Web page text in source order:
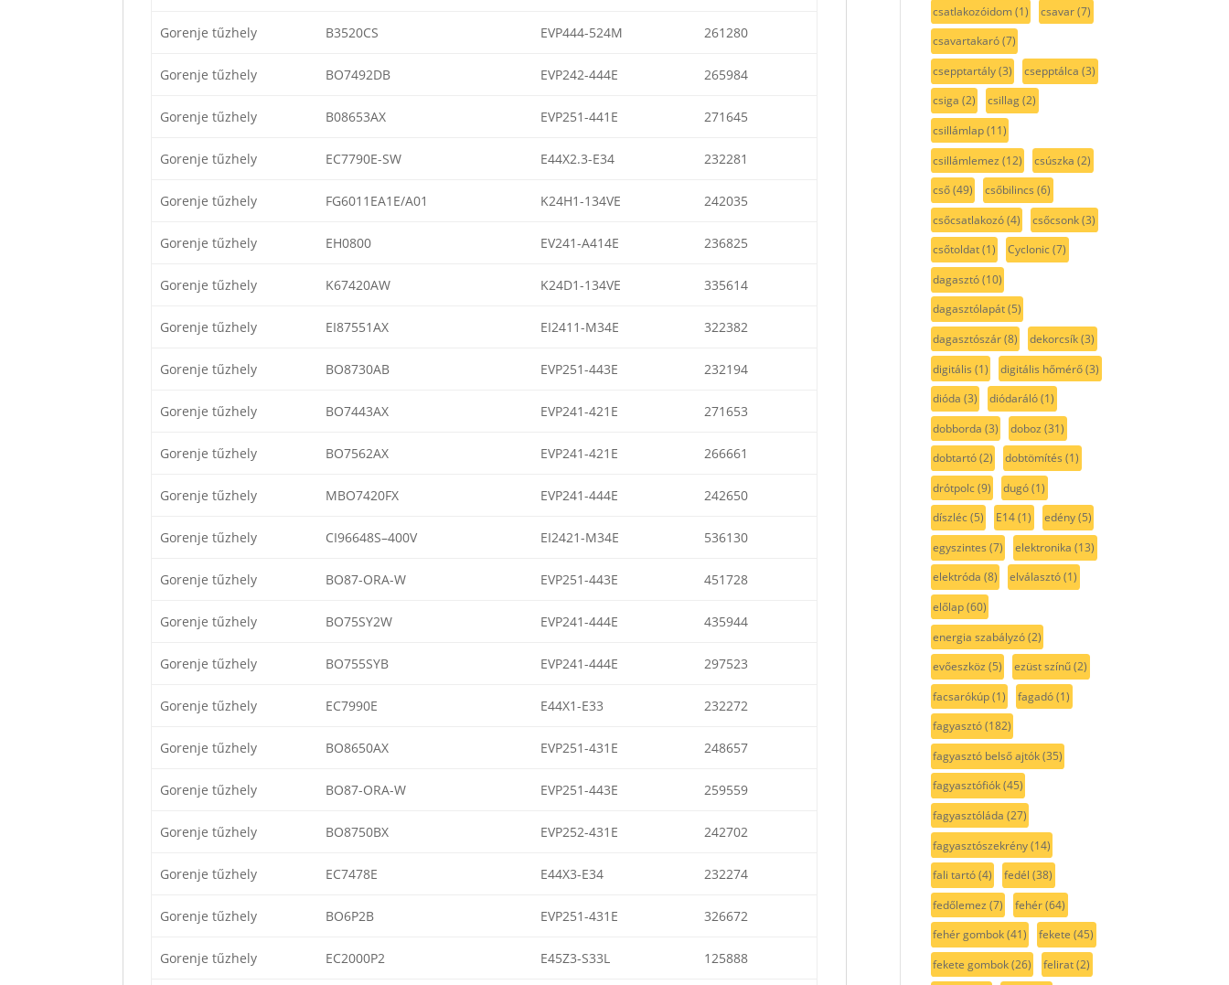
Gorenje tűzhely B3520CS EVP444-524M 261280
Gorenje tűzhely BO7492DB EVP242-444E 265984
Gorenje tűzhely B08653AX EVP251-441E 271645
Gorenje tűzhely EC7790E-SW E44X2.3-E34 232281
Gorenje tűzhely FG6011EA1E/A01 K24H1-134VE 242035
Gorenje tűzhely EH0800 EV241-A414E 236825
Gorenje tűzhely K67420AW K24D1-134VE 335614
Gorenje tűzhely EI87551AX EI2411-M34E 322382
Gorenje tűzhely BO8730AB EVP251-443E 232194
Gorenje tűzhely BO7443AX EVP241-421E 271653
Gorenje tűzhely BO7562AX EVP241-421E 266661
Gorenje tűzhely MBO7420FX EVP241-444E 242650
Gorenje tűzhely CI96648S–400V EI2421-M34E 536130
Gorenje tűzhely BO87-ORA-W EVP251-443E 451728
Gorenje tűzhely BO75SY2W EVP241-444E 435944
Gorenje tűzhely BO755SYB EVP241-444E 297523
Gorenje tűzhely EC7990E E44X1-E33 232272
Gorenje tűzhely BO8650AX EVP251-431E 248657
Gorenje tűzhely BO87-ORA-W EVP251-443E 259559
Gorenje tűzhely BO8750BX EVP252-431E 242702
Gorenje tűzhely EC7478E E44X3-E34 232274
Gorenje tűzhely BO6P2B EVP251-431E 326672
Gorenje tűzhely EC2000P2 E45Z3-S33L 125888
csatlakozóidom(1) csavar(7)
csavartakaró(7)
csepptartály(3) csepptálca (3)
csiga (2) csillag(2)
csillámlap(11)
csillámlemez (12) csúszka (2)
cső(49) csőbilincs (6)
csőcsatlakozó(4) csőcsonk(3)
csőtoldat(1) Cyclonic(7)
dagasztó(10)
dagasztólapát(5)
dagasztószár(8) dekorcsík(3)
digitális (1) digitális hőmérő(3)
dióda (3) diódaráló(1)
dobborda (3) doboz (31)
dobtartó(2) dobtömítés (1)
drótpolc(9) dugó(1)
díszléc(5) E14(1) edény(5)
egyszintes (7) elektronika (13)
elektróda (8) elválasztó(1)
előlap(60)
energia szabályzó(2)
evőeszköz (5) ezüst színű(2)
facsarókúp(1) fagadó(1)
fagyasztó(182)
fagyasztó belső ajtók(35)
fagyasztófiók(45)
fagyasztóláda (27)
fagyasztószekrény(14)
fali tartó(4) fedél (38)
fedőlemez (7) fehér(64)
fehér gombok(41) fekete (45)
fekete gombok(26) felirat(2)